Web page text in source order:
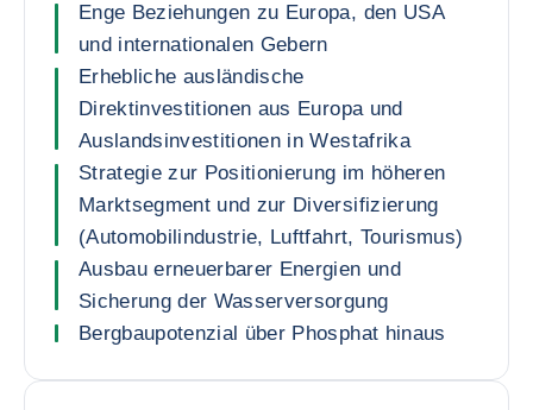
Enge Beziehungen zu Europa, den USA
und internationalen Gebern
Erhebliche ausländische
Direktinvestitionen aus Europa und
Auslandsinvestitionen in Westafrika
Strategie zur Positionierung im höheren
Marktsegment und zur Diversifizierung
(Automobilindustrie, Luftfahrt, Tourismus)
Ausbau erneuerbarer Energien und
Sicherung der Wasserversorgung
Bergbaupotenzial über Phosphat hinaus